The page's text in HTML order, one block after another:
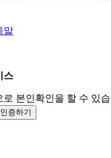
말
스
로 본인확인을 할 수 있
인증하기